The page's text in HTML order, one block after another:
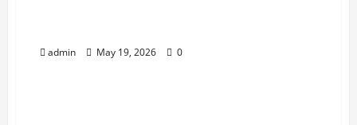
admin May 19, 2026 0